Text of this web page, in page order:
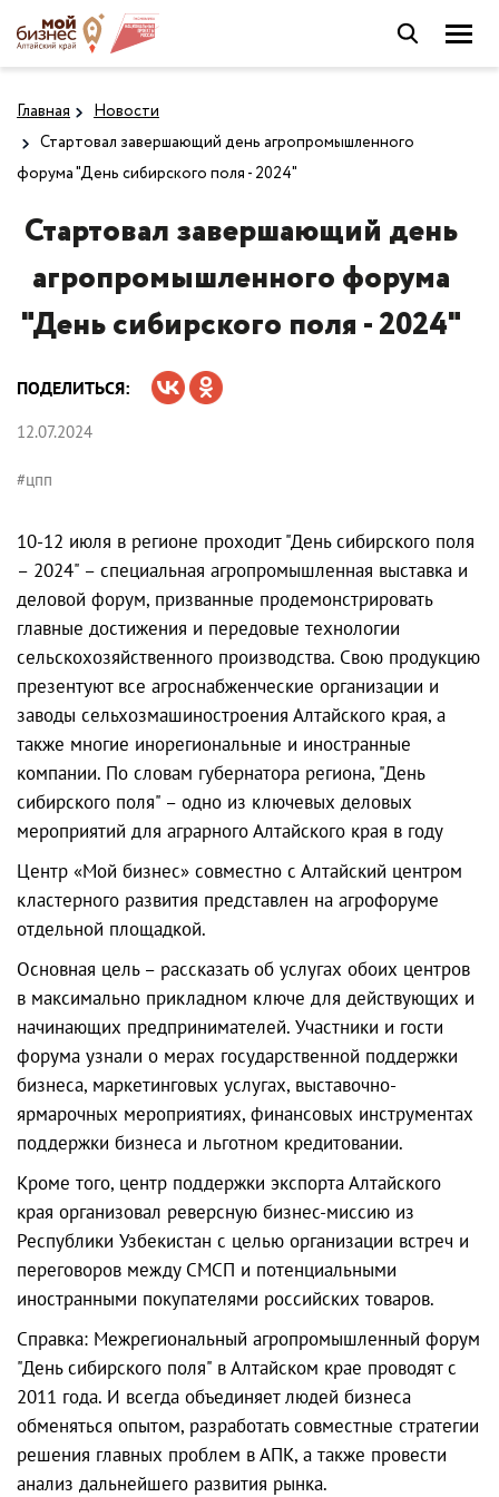
Главная
Новости
Стартовал завершающий день агропромышленного
форума "День сибирского поля - 2024"
Стартовал завершающий день
агропромышленного форума
"День сибирского поля - 2024"
ПОДЕЛИТЬСЯ:
12.07.2024
#цпп
10-12 июля в регионе проходит "День сибирского поля
– 2024" – специальная агропромышленная выставка и
деловой форум, призванные продемонстрировать
главные достижения и передовые технологии
сельскохозяйственного производства. Свою продукцию
презентуют все агроснабженческие организации и
заводы сельхозмашиностроения Алтайского края, а
также многие инорегиональные и иностранные
компании. По словам губернатора региона, "День
сибирского поля" – одно из ключевых деловых
мероприятий для аграрного Алтайского края в году
Центр «Мой бизнес» совместно с Алтайский центром
кластерного развития представлен на агрофоруме
отдельной площадкой.
Основная цель – рассказать об услугах обоих центров
в максимально прикладном ключе для действующих и
начинающих предпринимателей. Участники и гости
форума узнали о мерах государственной поддержки
бизнеса, маркетинговых услугах, выставочно-
ярмарочных мероприятиях, финансовых инструментах
поддержки бизнеса и льготном кредитовании.
Кроме того, центр поддержки экспорта Алтайского
края организовал реверсную бизнес-миссию из
Республики Узбекистан с целью организации встреч и
переговоров между СМСП и потенциальными
иностранными покупателями российских товаров.
Справка: Межрегиональный агропромышленный форум
"День сибирского поля" в Алтайском крае проводят с
2011 года. И всегда объединяет людей бизнеса
обменяться опытом, разработать совместные стратегии
решения главных проблем в АПК, а также провести
анализ дальнейшего развития рынка.